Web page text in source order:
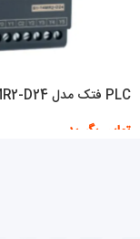
PLC فتک مدل B1-14MR2-D24
تماس بگیرید